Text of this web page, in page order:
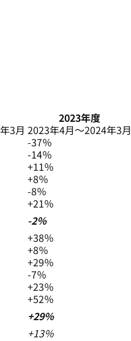
2023年度
3月 2023年4月～2024年3月
-37％
-14％
+11％
+8％
-8％
+21％
-2％
+38％
+8％
+29％
-7％
+23％
+52％
+29％
+13％